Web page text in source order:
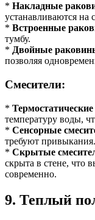
* Накладные
устанавливаются на
* Встроенные
тумбу.
* Двойные
позволяя
Смесители:
*
температуру воды,
* Сенсорные
требуют привыкания.
* Скрытые
скрыта в стене, что
современно.
9. Теплый